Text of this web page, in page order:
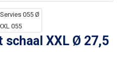
schaal XXL Ø 27,5